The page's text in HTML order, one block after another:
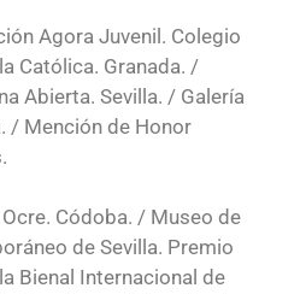
Agora Juvenil. Colegio
Católica. Granada. /
Abierta. Sevilla. / Galería
/ Mención de Honor
Códoba. / Museo de
de Sevilla. Premio
Bienal Internacional de